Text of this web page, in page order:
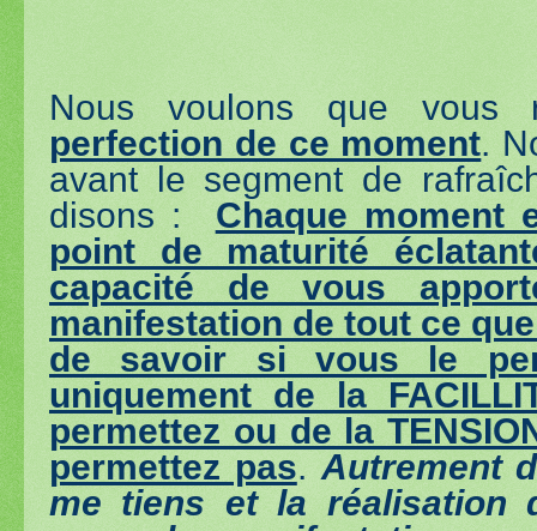
Nous voulons que vous
perfection de ce moment.
avant le segment de
disons : Chaque moment
point de maturité
capacité de vous
manifestation de tout ce
de savoir si vous le
uniquement de la
permettez ou de la
permettez pas. Autrement
me tiens et la réalisation